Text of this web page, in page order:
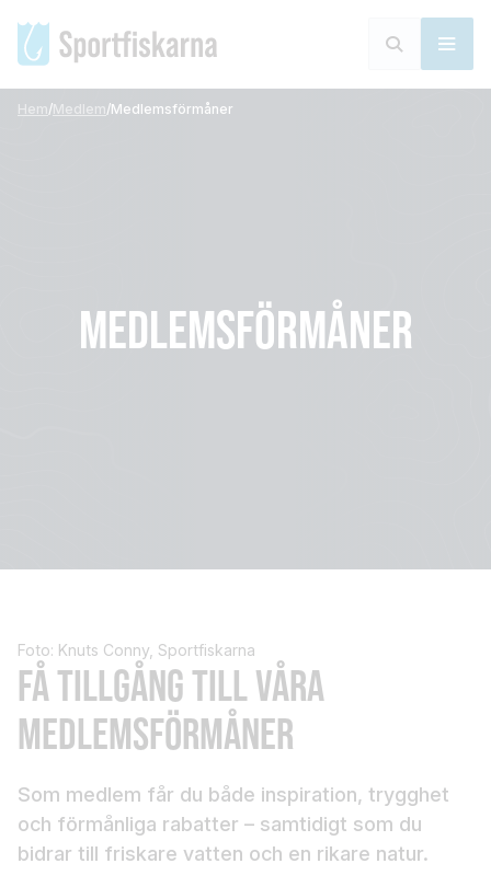
Hem/Medlem/Medlemsförmåner
MEDLEMSFÖRMÅNER
Foto: Knuts Conny, Sportfiskarna
FÅ TILLGÅNG TILL VÅRA
MEDLEMSFÖRMÅNER
Som medlem får du både inspiration, trygghet
och förmånliga rabatter – samtidigt som du
bidrar till friskare vatten och en rikare natur.